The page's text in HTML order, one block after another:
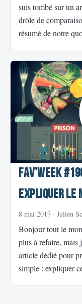
suis tombé sur un
drôle de
résumé de notre
Fav’week
expliquer le
8 mai 2017 · Julien
Bonjour tout le
plus à refaire, mais
article dédié pour
simple : expliquer